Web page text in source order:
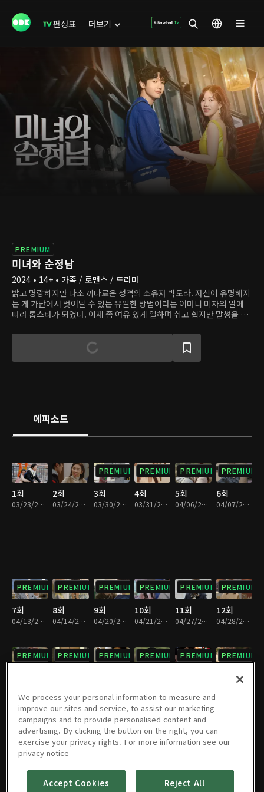
편성표 더보기
PREMIUM
미녀와 순정남
2024 • 14+ • 가족 / 로맨스 / 드라마
밝고 명랑하지만 다소 까다로운 성격의 소유자 박도라. 자신이 유명해지
는 게 가난에서 벗어날 수 있는 유일한 방법이라는 어머니 미자의 말에
따라 톱스타가 되었다. 이제 좀 여유 있게 일하며 쉬고 쉽지만 말썽을 일
드라마 '직진멜로'에서 하차하지 못한다. 그곳에서 도라는 첫사랑 고필
승과 재회한다. 열정은 가득하지만 아직은 초라한 막내 조연출인 필승은
어린 시절 좋아했던 도라에게 자신의 모습을 보여주는 게 부끄러워 일을
에피소드
1회
03/23/2024 • 1시간 9분
2회
03/24/2024 • 1시간 10분
PREMIUM
3회
03/30/2024 • 1시간 9분
PREMIUM
4회
03/31/2024 • 1시간 9분
PREMIUM
5회
04/06/2024 • 1시간 7분
PREMIUM
6회
04/07/2024 • 1시간 6분
PREMIUM
7회
04/13/2024 • 1시간 5분
PREMIUM
8회
04/14/2024 • 1시간 6분
PREMIUM
9회
04/20/2024 • 1시간 6분
PREMIUM
10회
04/21/2024 • 1시간 7분
PREMIUM
11회
04/27/2024 • 1시간 6분
PREMIUM
12회
04/28/2024 • 1시간 6분
PREMIUM PREMIUM PREMIUM PREMIUM PREMIUM PREMIUM
PREMIUM
19회
05/25/2024 • 1시간 7분
PREMIUM
20회
PREMIUM
21회
PREMIUM
22회
PREMIUM
23회 24회
We process your personal information to measure and
improve our sites and service, to assist our marketing
campaigns and to provide personalised content and
advertising. By clicking the button on the right, you can
exercise your privacy rights. For more information see our
privacy notice
Accept Cookies Reject All